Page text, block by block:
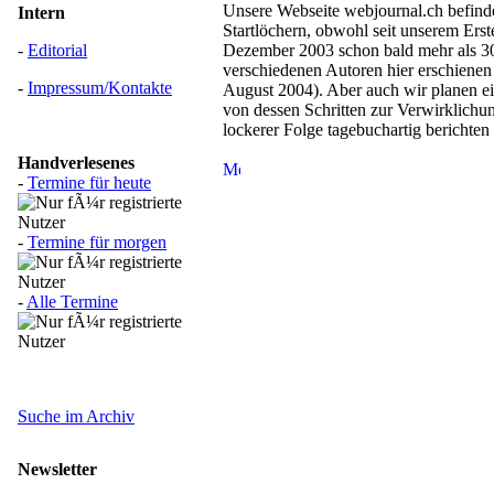
Intern
- Editorial
- Impressum/Kontakte
Handverlesenes
- Termine für heute
- Termine für morgen
- Alle Termine
Suche im Archiv
Newsletter
Unsere Webseite webjournal.ch
Startlöchern, obwohl seit unserem
Dezember 2003 schon bald mehr als
verschiedenen Autoren hier
August 2004). Aber auch wir planen
von dessen Schritten zur
lockerer Folge tagebuchartig